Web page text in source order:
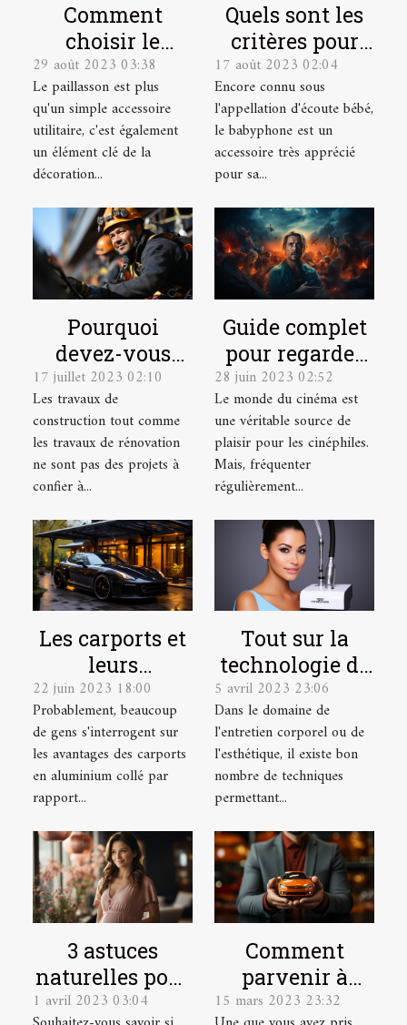
Comment
choisir le
paillasson sur
mesure parfait
pour votre
intérieur et
extérieur
29 août 2023 03:38
Le paillasson est plus
qu'un simple accessoire
utilitaire, c'est également
un élément clé de la
décoration...
Quels sont les
critères pour
choisir le
meilleur
babyphone
vidéo ?
17 août 2023 02:04
Encore connu sous
l'appellation d'écoute bébé,
le babyphone est un
accessoire très apprécié
pour sa...
Pourquoi
devez-vous
faire appel à
des cordistes
pour vos
travaux en
hauteur ?
17 juillet 2023 02:10
Les travaux de
construction tout comme
les travaux de rénovation
ne sont pas des projets à
confier à...
Guide complet
pour regarder
des films
gratuitement
en ligne
28 juin 2023 02:52
Le monde du cinéma est
une véritable source de
plaisir pour les cinéphiles.
Mais, fréquenter
régulièrement...
Les carports et
leurs
avantages
22 juin 2023 18:00
Probablement, beaucoup
de gens s'interrogent sur
les avantages des carports
en aluminium collé par
rapport...
Tout sur la
technologie de
l'Hydrafacial
5 avril 2023 23:06
Dans le domaine de
l'entretien corporel ou de
l'esthétique, il existe bon
nombre de techniques
permettant...
3 astuces
naturelles pour
détecter une
1 avril 2023 03:04
Comment
parvenir à
dénicher une
15 mars 2023 23:32